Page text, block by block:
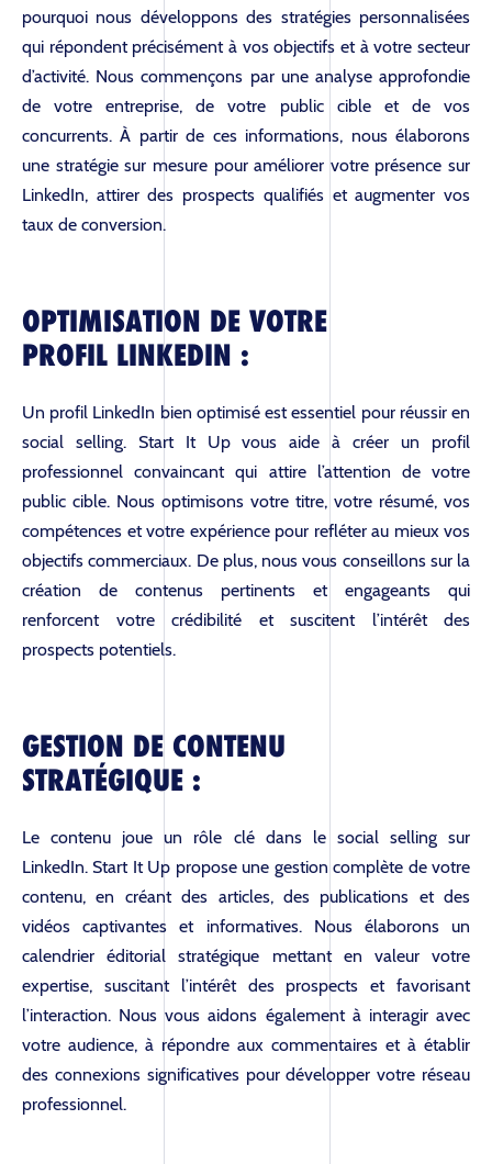
pourquoi nous développons des stratégies personnalisées
qui répondent précisément à vos objectifs et à votre secteur
d’activité. Nous commençons par une analyse approfondie
de votre entreprise, de votre public cible et de vos
concurrents. À partir de ces informations, nous élaborons
une stratégie sur mesure pour améliorer votre présence sur
LinkedIn, attirer des prospects qualifiés et augmenter vos
taux de conversion.
OPTIMISATION DE VOTRE
PROFIL LINKEDIN :
Un profil LinkedIn bien optimisé est essentiel pour réussir en
social selling. Start It Up vous aide à créer un profil
professionnel convaincant qui attire l’attention de votre
public cible. Nous optimisons votre titre, votre résumé, vos
compétences et votre expérience pour refléter au mieux vos
objectifs commerciaux. De plus, nous vous conseillons sur la
création de contenus pertinents et engageants qui
renforcent votre crédibilité et suscitent l’intérêt des
prospects potentiels.
GESTION DE CONTENU
STRATÉGIQUE :
Le contenu joue un rôle clé dans le social selling sur
LinkedIn. Start It Up propose une gestion complète de votre
contenu, en créant des articles, des publications et des
vidéos captivantes et informatives. Nous élaborons un
calendrier éditorial stratégique mettant en valeur votre
expertise, suscitant l’intérêt des prospects et favorisant
l’interaction. Nous vous aidons également à interagir avec
votre audience, à répondre aux commentaires et à établir
des connexions significatives pour développer votre réseau
professionnel.